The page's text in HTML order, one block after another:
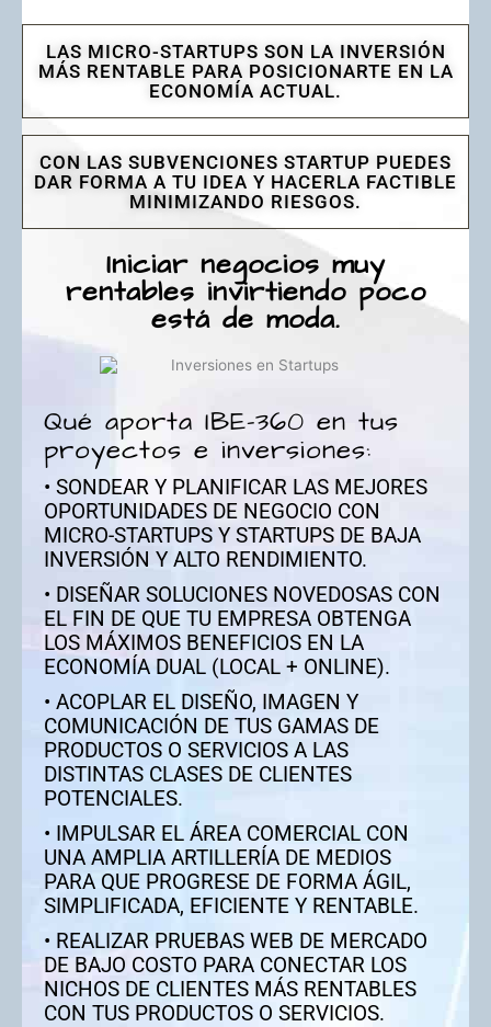
LAS MICRO-STARTUPS SON LA INVERSIÓN
MÁS RENTABLE PARA POSICIONARTE EN LA
ECONOMÍA ACTUAL.
CON LAS SUBVENCIONES STARTUP PUEDES
DAR FORMA A TU IDEA Y HACERLA FACTIBLE
MINIMIZANDO RIESGOS.
Iniciar negocios muy
rentables invirtiendo poco
está de moda.
Qué aporta IBE-360 en tus
proyectos e inversiones:
• SONDEAR Y PLANIFICAR LAS MEJORES
OPORTUNIDADES DE NEGOCIO CON
MICRO-STARTUPS Y STARTUPS DE BAJA
INVERSIÓN Y ALTO RENDIMIENTO.
• DISEÑAR SOLUCIONES NOVEDOSAS CON
EL FIN DE QUE TU EMPRESA OBTENGA
LOS MÁXIMOS BENEFICIOS EN LA
ECONOMÍA DUAL (LOCAL + ONLINE).
• ACOPLAR EL DISEÑO, IMAGEN Y
COMUNICACIÓN DE TUS GAMAS DE
PRODUCTOS O SERVICIOS A LAS
DISTINTAS CLASES DE CLIENTES
POTENCIALES.
• IMPULSAR EL ÁREA COMERCIAL CON
UNA AMPLIA ARTILLERÍA DE MEDIOS
PARA QUE PROGRESE DE FORMA ÁGIL,
SIMPLIFICADA, EFICIENTE Y RENTABLE.
• REALIZAR PRUEBAS WEB DE MERCADO
DE BAJO COSTO PARA CONECTAR LOS
NICHOS DE CLIENTES MÁS RENTABLES
CON TUS PRODUCTOS O SERVICIOS.